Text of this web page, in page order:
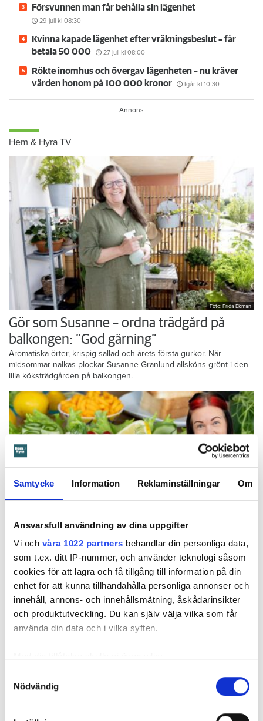
Samtycke Information Reklaminställningar Om
Ansvarsfull användning av dina uppgifter
Vi och våra 1022 partners behandlar din personliga data,
som t.ex. ditt IP-nummer, och använder teknologi såsom
cookies för att lagra och få tillgång till information på din
enhet för att kunna tillhandahålla personliga annonser och
innehåll, annons- och innehållsmätning, åskådarinsikter
och produktutveckling. Du kan själv välja vilka som får
använda din data och i vilka syften.
som kan ha en noggrannhet på upp till flera meter
Nödvändig
Försvunnen man får behålla sin lägenhet
29 juli kl 08:30
Kvinna kapade lägenhet efter vräkningsbeslut – får
betala 50 000
27 juli kl 08:00
Rökte inomhus och övergav lägenheten – nu kräver
värden honom på 100 000 kronor
Igår kl 10:30
Hem & Hyra TV
Foto: Frida Ekman
Gör som Susanne – ordna trädgård på
balkongen: ”God gärning”
Aromatiska örter, krispig sallad och årets första gurkor. När
midsommar nalkas plockar Susanne Granlund allsköns grönt i den
lilla köksträdgården på balkongen.
Foto: Frida Ekman
Messi älskar Victorias smörgåstårta – trots
den galna ingrediensen
Formbrödsskivor i rader, krämiga fyllningar och krispiga grönsaker.
Det är basen i den svenska klassikern smörgåstårta. Victoria Lalli
lägger till en specialingrediens – och ändå vattnas det i munnen på
självaste Messi.